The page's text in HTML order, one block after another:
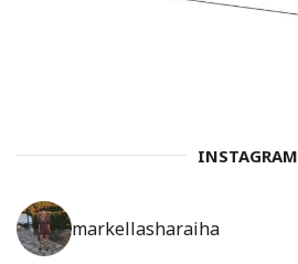
INSTAGRAM
markellasharaiha